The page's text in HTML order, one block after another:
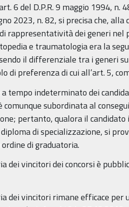
6 del D.P.R. 9 maggio 1994, n.
2023, n. 82, si precisa che,
rappresentatività dei generi nel
e traumatologia era la
il differenziale tra i generi
di preferenza di cui all’art. 5,
a tempo indeterminato dei
comunque subordinata al
pertanto, qualora il
di specializzazione, si
ordine di graduatoria.
dei vincitori dei concorsi è
dei vincitori rimane efficace per